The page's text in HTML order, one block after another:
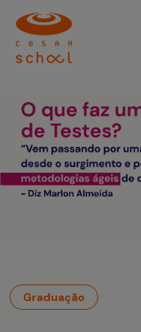
Graduação